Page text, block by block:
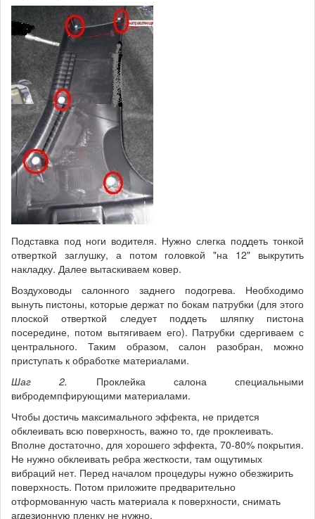
Подставка под ноги водителя. Нужно слегка поддеть тонкой
отверткой заглушку, а потом головкой "на 12" выкрутить
накладку. Далее вытаскиваем ковер.
Воздуховоды салонного заднего подогрева. Необходимо
вынуть пистоны, которые держат по бокам патрубки (для этого
плоской отверткой следует поддеть шляпку пистона
посередине, потом вытягиваем его). Патрубки сдергиваем с
центрального. Таким образом, салон разобран, можно
приступать к обработке материалами.
Шаг 2.
Проклейка салона специальными
вибродемпфирующими материалами.
Чтобы достичь максимального эффекта, не придется
обклеивать всю поверхность, важно то, где проклеивать.
Вполне достаточно, для хорошего эффекта, 70-80% покрытия.
Не нужно обклеивать ребра жесткости, там ощутимых
вибраций нет. Перед началом процедуры нужно обезжирить
поверхность. Потом приложите предварительно
отформованную часть материала к поверхности, снимать
агдезионную пленку не нужно.